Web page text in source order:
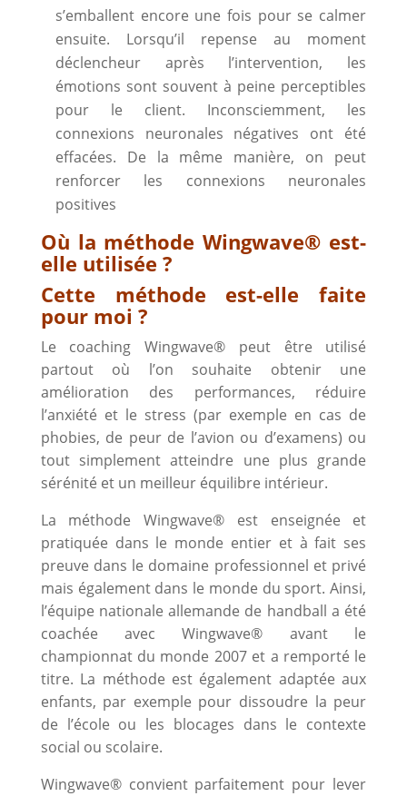
s’emballent encore une fois pour se calmer
ensuite. Lorsqu’il repense au moment
déclencheur après l’intervention, les
émotions sont souvent à peine perceptibles
pour le client. Inconsciemment, les
connexions neuronales négatives ont été
effacées. De la même manière, on peut
renforcer les connexions neuronales
positives
Où la méthode Wingwave® est-
elle utilisée ?
Cette méthode est-elle faite
pour moi ?
Le coaching Wingwave® peut être utilisé
partout où l’on souhaite obtenir une
amélioration des performances, réduire
l’anxiété et le stress (par exemple en cas de
phobies, de peur de l’avion ou d’examens) ou
tout simplement atteindre une plus grande
sérénité et un meilleur équilibre intérieur.
La méthode Wingwave® est enseignée et
pratiquée dans le monde entier et à fait ses
preuve dans le domaine professionnel et privé
mais également dans le monde du sport. Ainsi,
l’équipe nationale allemande de handball a été
coachée avec Wingwave® avant le
championnat du monde 2007 et a remporté le
titre. La méthode est également adaptée aux
enfants, par exemple pour dissoudre la peur
de l’école ou les blocages dans le contexte
social ou scolaire.
Wingwave® convient parfaitement pour lever